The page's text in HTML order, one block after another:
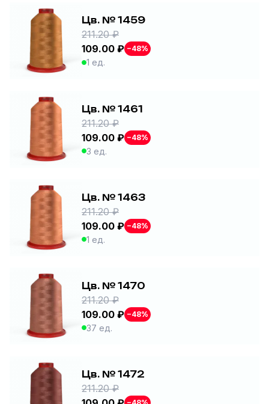
Цв. № 1459
211.20 ₽
109.00 ₽ −48%
1 ед.
Цв. № 1461
211.20 ₽
109.00 ₽ −48%
3 ед.
Цв. № 1463
211.20 ₽
109.00 ₽ −48%
1 ед.
Цв. № 1470
211.20 ₽
109.00 ₽ −48%
37 ед.
Цв. № 1472
211.20 ₽